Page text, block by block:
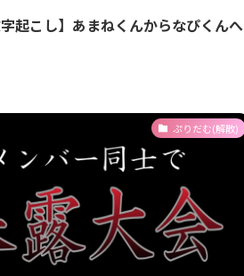
字起こし】あまねくんからなぴくんへ
ぷりだむ(解散)